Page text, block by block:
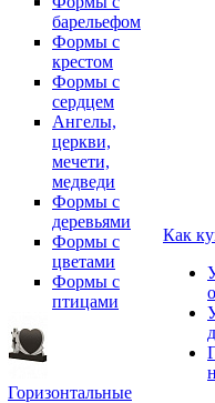
барельефом
Формы с
крестом
Формы с
сердцем
Ангелы,
церкви,
мечети,
медведи
Формы с
деревьями
Формы с
цветами
Формы с
птицами
Горизонтальные
Как